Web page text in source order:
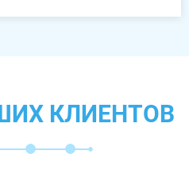
КЛИЕНТОВ